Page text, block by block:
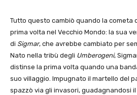
Tutto questo cambiò quando la cometa
prima volta nel Vecchio Mondo: la sua
di Sigmar, che avrebbe cambiato per
Nato nella tribù degli Umberogeni,
distinse la prima volta quando una
suo villaggio. Impugnato il martello del
spazzò via gli invasori, guadagnandosi